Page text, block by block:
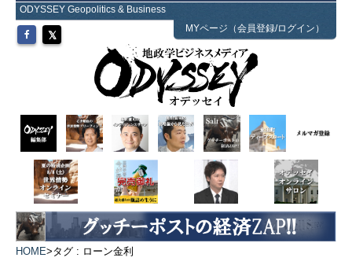
ODYSSEY Geopolitics & Business
MYページ（会員登録/ログイン）
HOME>タグ : ローン金利